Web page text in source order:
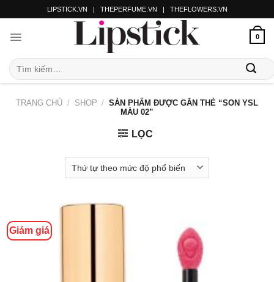
LIPSTICK.VN | THEPERFUME.VN | THEFLOWERS.VN
0
TRANG CHỦ / SHOP / SẢN PHẨM ĐƯỢC GẮN THẺ “SON YSL
MÀU 02”
LỌC
Giảm giá